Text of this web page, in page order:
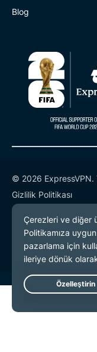
Blog
© 2026 ExpressVPN.
Gizlilik Politikası
Hizmet Koşulları
Çerez Tercihleri